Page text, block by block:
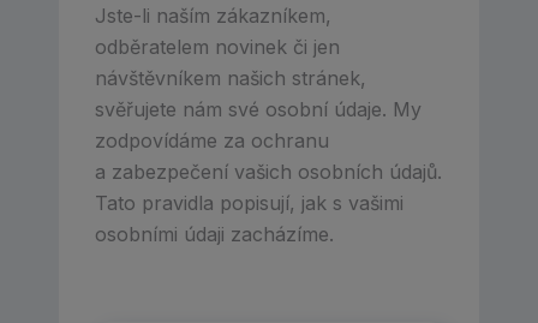
Jste-li naším zákazníkem,
odběratelem novinek či jen
návštěvníkem našich stránek,
svěřujete nám své osobní údaje. My
zodpovídáme za ochranu
a zabezpečení vašich osobních údajů.
Tato pravidla popisují, jak s vašimi
osobními údaji zacházíme.